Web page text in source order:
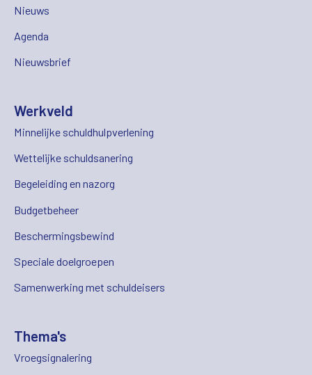
Nieuws
Agenda
Nieuwsbrief
Werkveld
Minnelijke schuldhulpverlening
Wettelijke schuldsanering
Begeleiding en nazorg
Budgetbeheer
Beschermingsbewind
Speciale doelgroepen
Samenwerking met schuldeisers
Thema's
Vroegsignalering